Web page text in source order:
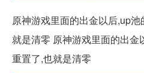
原神游戏里面的出金以后,up
就是清零 原神游戏里面的出金
重置了,也就是清零